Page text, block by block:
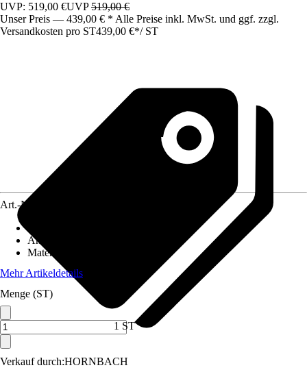
UVP: 519,00 €UVP519,00 €
Unser Preis — 439,00 € * Alle Preise inkl. MwSt. und ggf. zzgl.
Versandkosten pro ST439,00 €*/ ST
Verkauf durch:HORNBACH
Art.-Nr.
Anwendungsbereich
Material
Mehr Artikeldetails
Menge (ST)
1 ST